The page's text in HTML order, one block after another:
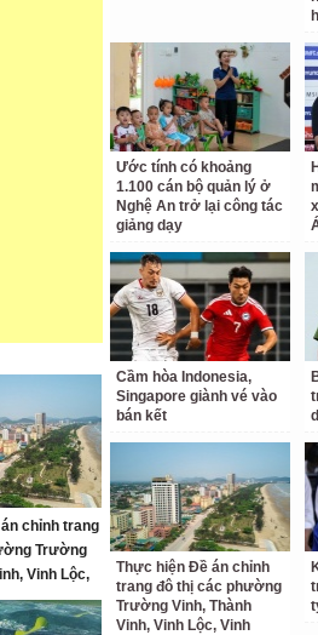
chỉnh trang
Trường
Vinh Lộc,
Phú và Cửa
– 2030
Ước tính có khoảng
1.100 cán bộ quản lý ở
Nghệ An trở lại công tác
giảng dạy
Cầm hòa Indonesia,
Singapore giành vé vào
bán kết
Thực hiện Đề án chỉnh
trang đô thị các phường
Trường Vinh, Thành
Vinh, Vinh Lộc, Vinh